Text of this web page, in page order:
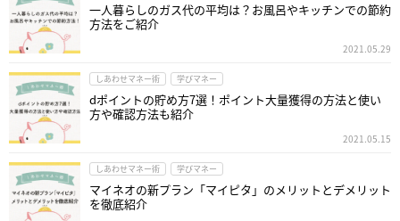
一人暮らしのガス代の平均は？お風呂やキッチンでの節約
方法をご紹介
2021.05.29
しあわせマネー術 学びマネー
dポイントの貯め方7選！ポイント大量獲得の方法と使い
方や確認方法も紹介
2021.05.15
しあわせマネー術 学びマネー
マイネオの新プラン「マイピタ」のメリットとデメリット
を徹底紹介